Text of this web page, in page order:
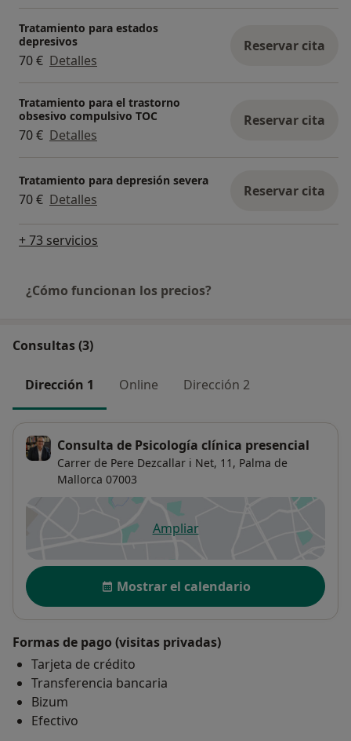
Tratamiento para estados
depresivos
70 € Detalles
Reservar cita
Tratamiento para el trastorno
obsesivo compulsivo TOC
70 € Detalles
Reservar cita
Tratamiento para depresión severa
70 € Detalles Reservar cita
+ 73 servicios
¿Cómo funcionan los precios?
Consultas (3)
Dirección 1 Online Dirección 2
Consulta de Psicología clínica presencial
Carrer de Pere Dezcallar i Net, 11, Palma de
Mallorca 07003
Ampliarse abre en una nueva
Disponibilidad
Mostrar el calendario
Formas de pago (visitas privadas)
Tarjeta de crédito
Transferencia bancaria
Bizum
Efectivo